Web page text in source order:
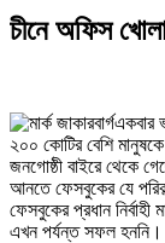
চীনে অফিস
একবার
২০০ কোটির বেশি
জনগোষ্ঠী বাইরে থেকে
আনতে ফেসবুকের যে
ফেসবুকের প্রধান নির্বাহী
এখন পর্যন্ত সফল হননি।